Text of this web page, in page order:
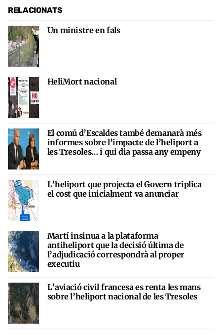
RELACIONATS
Un ministre en fals
HeliMort nacional
El comú d’Escaldes també demanarà més
informes sobre l’impacte de l’heliport a
les Tresoles… i qui dia passa any empeny
L’heliport que projecta el Govern triplica
el cost que inicialment va anunciar
Martí insinua a la plataforma
antiheliport que la decisió última de
l’adjudicació correspondrà al proper
executiu
L’aviació civil francesa es renta les mans
sobre l’heliport nacional de les Tresoles